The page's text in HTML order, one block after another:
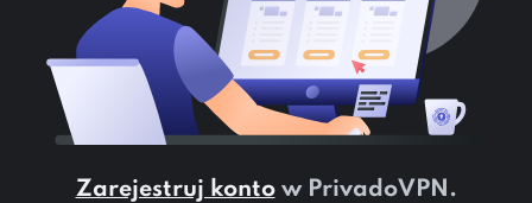
Zarejestruj kontow PrivadoVPN.